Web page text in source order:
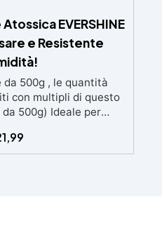
EVERSHINE
e Resistente
500g , le quantità
con multipli di questo
500g) Ideale per
una finitura
in ogni condizione.